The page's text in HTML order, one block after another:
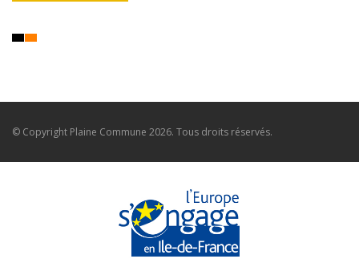
© Copyright Plaine Commune 2026. Tous droits réservés.